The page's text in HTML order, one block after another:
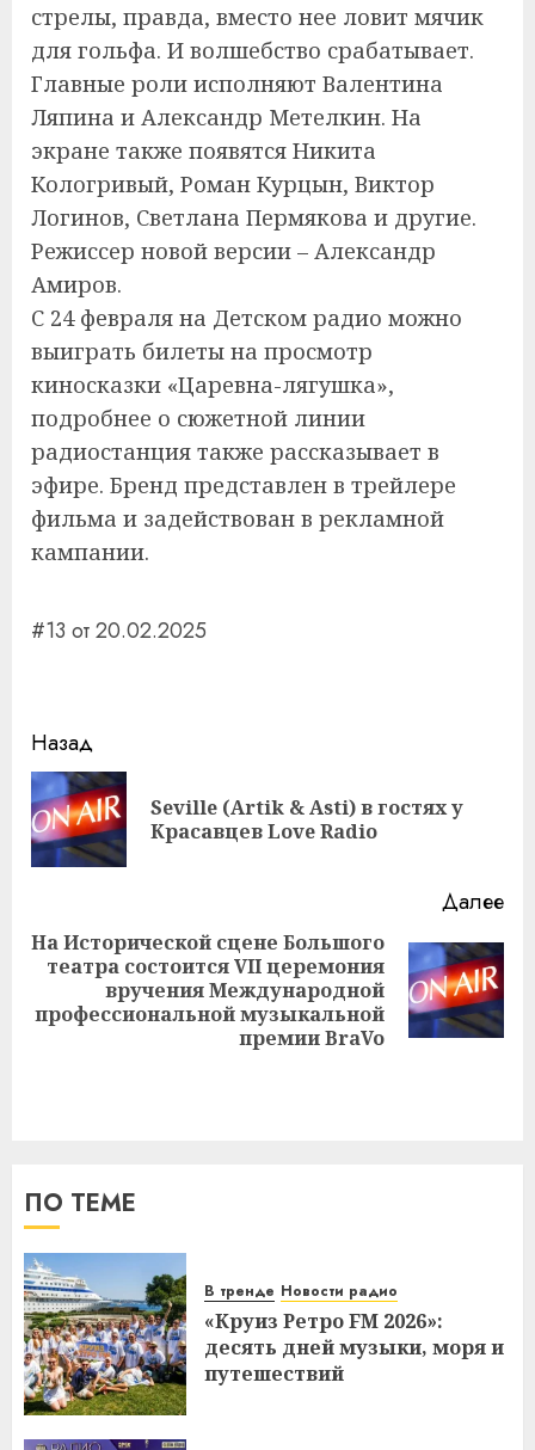
стрелы, правда, вместо нее ловит мячик
для гольфа. И волшебство срабатывает.
Главные роли исполняют Валентина
Ляпина и Александр Метелкин. На
экране также появятся Никита
Кологривый, Роман Курцын, Виктор
Логинов, Светлана Пермякова и другие.
Режиссер новой версии – Александр
Амиров.
С 24 февраля на Детском радио можно
выиграть билеты на просмотр
киносказки «Царевна-лягушка»,
подробнее о сюжетной линии
радиостанция также рассказывает в
эфире. Бренд представлен в трейлере
фильма и задействован в рекламной
кампании.
#13 от 20.02.2025
Навигация
записи
Назад
Seville (Artik & Asti) в гостях у
Красавцев Love Radio
Далее
Следующая
запись:
На Исторической сцене Большого
театра состоится VII церемония
вручения Международной
профессиональной музыкальной
премии BraVo
ПО ТЕМЕ
В тренде Новости радио
«Круиз Ретро FM 2026»:
десять дней музыки, моря и
путешествий